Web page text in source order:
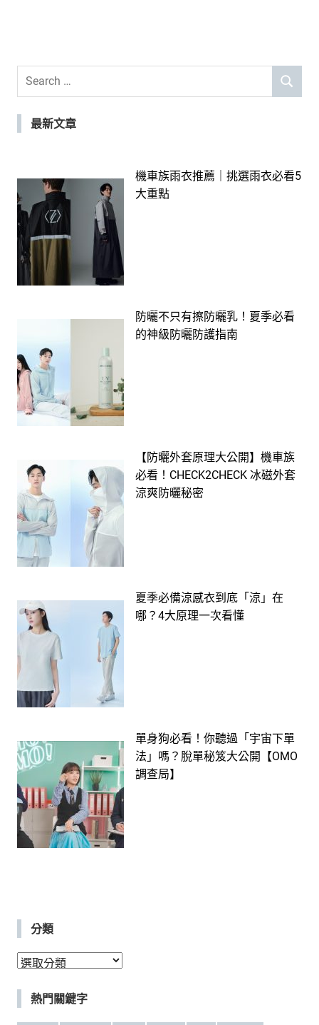
Search
SEARCH
最新文章
機車族雨衣推薦｜挑選雨衣必看5
大重點
防曬不只有擦防曬乳！夏季必看
的神級防曬防護指南
【防曬外套原理大公開】機車族
必看！CHECK2CHECK 冰磁外套
涼爽防曬秘密
夏季必備涼感衣到底「涼」在
哪？4大原理一次看懂
單身狗必看！你聽過「宇宙下單
法」嗎？脫單秘笈大公開【OMO
調查局】
分類
分
熱門關鍵字